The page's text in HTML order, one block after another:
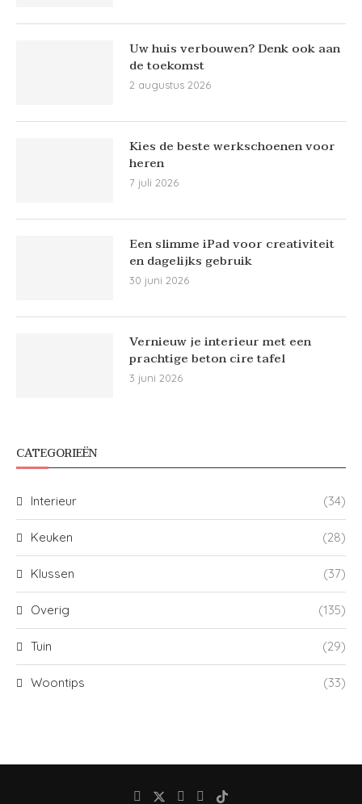
Uw huis verbouwen? Denk ook aan
de toekomst
2 augustus 2026
Kies de beste werkschoenen voor
heren
7 juli 2026
Een slimme iPad voor creativiteit
en dagelijks gebruik
30 juni 2026
Vernieuw je interieur met een
prachtige beton cire tafel
3 juni 2026
CATEGORIEËN
Interieur (34)
Keuken (28)
Klussen (37)
Overig (135)
Tuin (29)
Woontips (33)